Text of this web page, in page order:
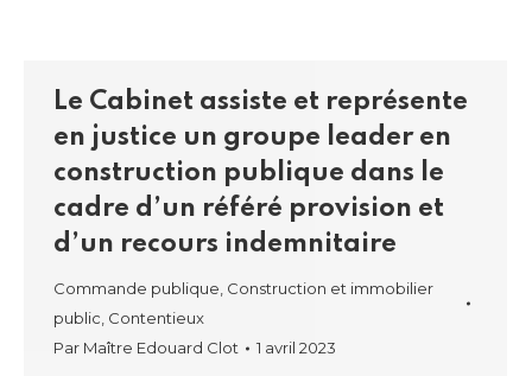
Le Cabinet assiste et représente
en justice un groupe leader en
construction publique dans le
cadre d’un référé provision et
d’un recours indemnitaire
Commande publique Construction et immobilier
public Contentieux
Par Maître Edouard Clot 1 avril 2023